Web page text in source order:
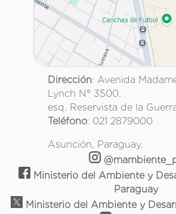
Dirección: Avenida
Lynch N° 3500.
esq. Reservista de la
Teléfono: 021 2879000
Asunción, Paraguay.
Ministerio del Ambiente y
Paraguay
Ministerio del Ambiente y